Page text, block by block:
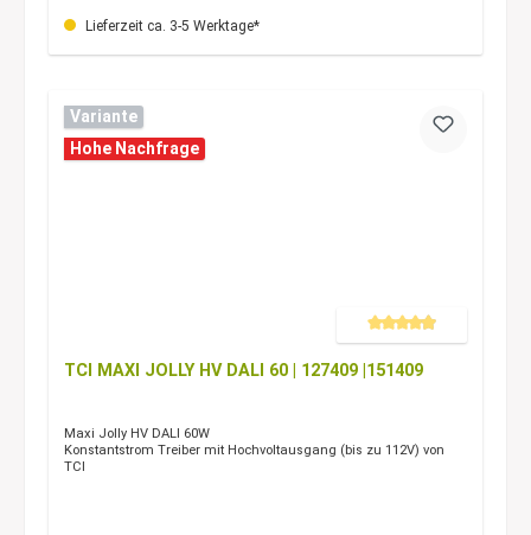
Lieferzeit ca. 3-5 Werktage*
Variante
Hohe Nachfrage
Durchschnittliche Bewertung
TCI MAXI JOLLY HV DALI 60 | 127409 |151409
Maxi Jolly HV DALI 60W
Konstantstrom Treiber mit Hochvoltausgang (bis zu 112V) von
TCI